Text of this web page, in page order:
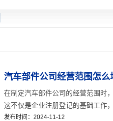
汽车部件公司经营范围怎
在制定汽车部件公司的经营范围时
这不仅是企业注册登记的基础工作
发布时间：2024-11-12